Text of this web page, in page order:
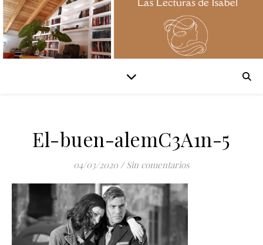
El-buen-alemC3A1n-5
04/03/2020 / Sin comentarios